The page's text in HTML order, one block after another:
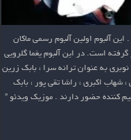
آلبوم اولین آلبوم رسمی ماکان
است. در این آلبوم یغما گلرویی
به عنوان ترانه سرا ، بابک زرین
شهاب اکبری ، راشا تقی پور ، بابک
کننده حضور دارند . موزیک ویدئو ”